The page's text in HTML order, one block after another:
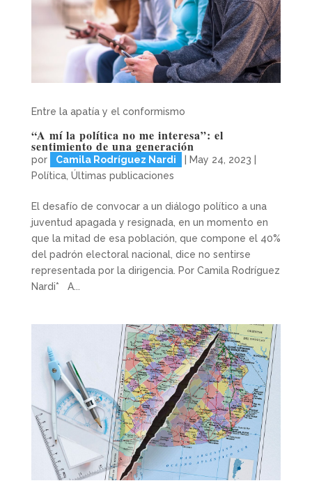
Entre la apatía y el conformismo
“A mí la política no me interesa”: el
sentimiento de una generación
por Camila Rodríguez Nardi May 24, 2023
Política, Últimas publicaciones
El desafío de convocar a un diálogo político a una
juventud apagada y resignada, en un momento en
que la mitad de esa población, que compone el 40%
del padrón electoral nacional, dice no sentirse
representada por la dirigencia. Por Camila Rodríguez
Nardi* A...